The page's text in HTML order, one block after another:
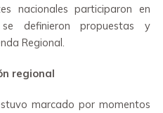
nacionales participaron en
definieron propuestas y
Regional.
regional
marcado por momentos